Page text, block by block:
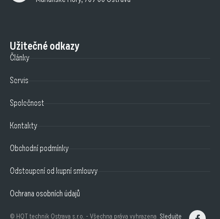
Užitečné odkazy
Články
Servis
Společnost
Kontakty
Obchodní podmínky
Odstoupení od kupní smlouvy
Ochrana osobních údajů
© HQT technik Ostrava s.r.o. - Všechna práva vyhrazena Sledujte